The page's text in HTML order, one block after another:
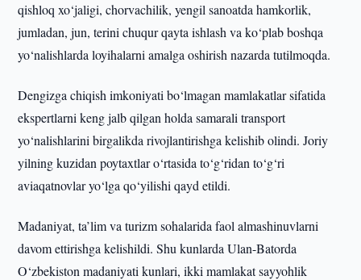
qishloq xo‘jaligi, chorvachilik, yengil sanoatda hamkorlik,
jumladan, jun, terini chuqur qayta ishlash va ko‘plab boshqa
yo‘nalishlarda loyihalarni amalga oshirish nazarda tutilmoqda.
Dengizga chiqish imkoniyati bo‘lmagan mamlakatlar sifatida
ekspertlarni keng jalb qilgan holda samarali transport
yo‘nalishlarini birgalikda rivojlantirishga kelishib olindi. Joriy
yilning kuzidan poytaxtlar o‘rtasida to‘g‘ridan to‘g‘ri
aviaqatnovlar yo‘lga qo‘yilishi qayd etildi.
Madaniyat, ta’lim va turizm sohalarida faol almashinuvlarni
davom ettirishga kelishildi. Shu kunlarda Ulan-Batorda
O‘zbekiston madaniyati kunlari, ikki mamlakat sayyohlik